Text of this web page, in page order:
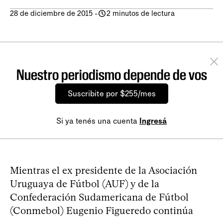
28 de diciembre de 2015 - 2 minutos de lectura
Nuestro periodismo depende de vos
Suscribite por $255/mes
Si ya tenés una cuenta Ingresá
Mientras el ex presidente de la Asociación
Uruguaya de Fútbol (AUF) y de la
Confederación Sudamericana de Fútbol
(Conmebol) Eugenio Figueredo continúa